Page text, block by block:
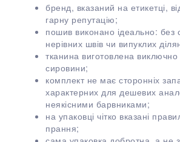
бренд, вказаний на етикетці,
гарну репутацію;
пошив виконано ідеально: без
нерівних швів чи випуклих
тканина виготовлена виключно
сировини;
комплект не має сторонніх
характерних для дешевих
неякісними барвниками;
на упаковці чітко вказані
прання;